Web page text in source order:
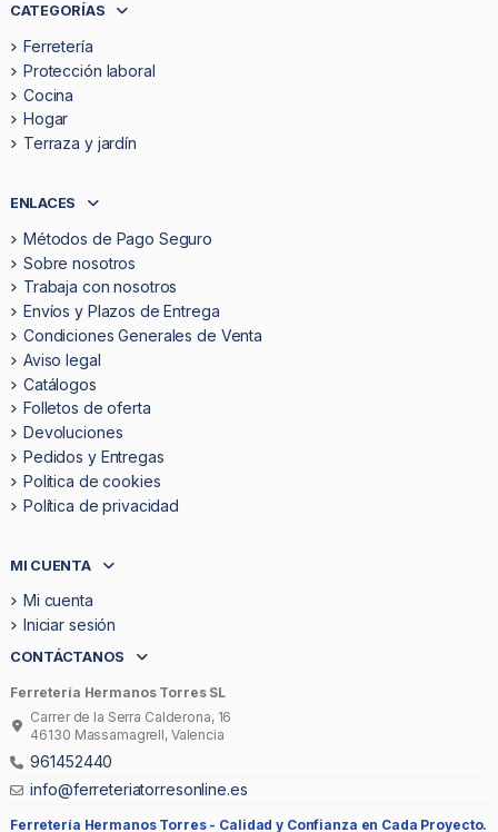
CATEGORÍAS
Ferretería
Protección laboral
Cocina
Hogar
Terraza y jardín
ENLACES
Métodos de Pago Seguro
Sobre nosotros
Trabaja con nosotros
Envíos y Plazos de Entrega
Condiciones Generales de Venta
Aviso legal
Catálogos
Folletos de oferta
Devoluciones
Pedidos y Entregas
Politica de cookies
Política de privacidad
MI CUENTA
Mi cuenta
Iniciar sesión
CONTÁCTANOS
Ferretería Hermanos Torres SL
Carrer de la Serra Calderona, 16
46130 Massamagrell, Valencia
961452440
info@ferreteriatorresonline.es
Ferretería Hermanos Torres - Calidad y Confianza en Cada Proyecto.